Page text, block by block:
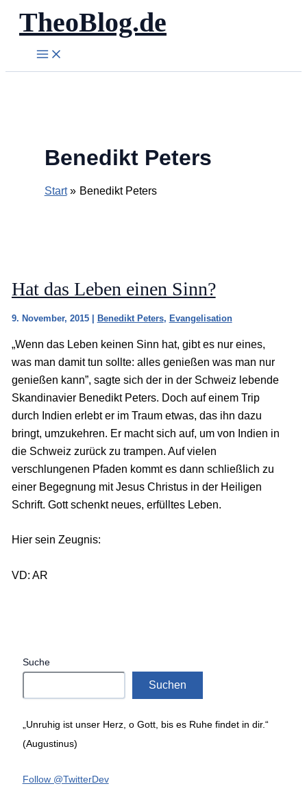
Zum
Inhalt
springen
TheoBlog.de
Benedikt Peters
Start Benedikt Peters
Hat das Leben einen Sinn?
9. November, 2015 | Benedikt Peters, Evangelisation
„Wenn das Leben keinen Sinn hat, gibt es nur eines,
was man damit tun sollte: alles genießen was man nur
genießen kann”, sagte sich der in der Schweiz lebende
Skandinavier Benedikt Peters. Doch auf einem Trip
durch Indien erlebt er im Traum etwas, das ihn dazu
bringt, umzukehren. Er macht sich auf, um von Indien in
die Schweiz zurück zu trampen. Auf vielen
verschlungenen Pfaden kommt es dann schließlich zu
einer Begegnung mit Jesus Christus in der Heiligen
Schrift. Gott schenkt neues, erfülltes Leben.
Hier sein Zeugnis:
VD: AR
Suche
Suchen
„Unruhig ist unser Herz, o Gott, bis es Ruhe findet in dir.“
(Augustinus)
Follow @TwitterDev